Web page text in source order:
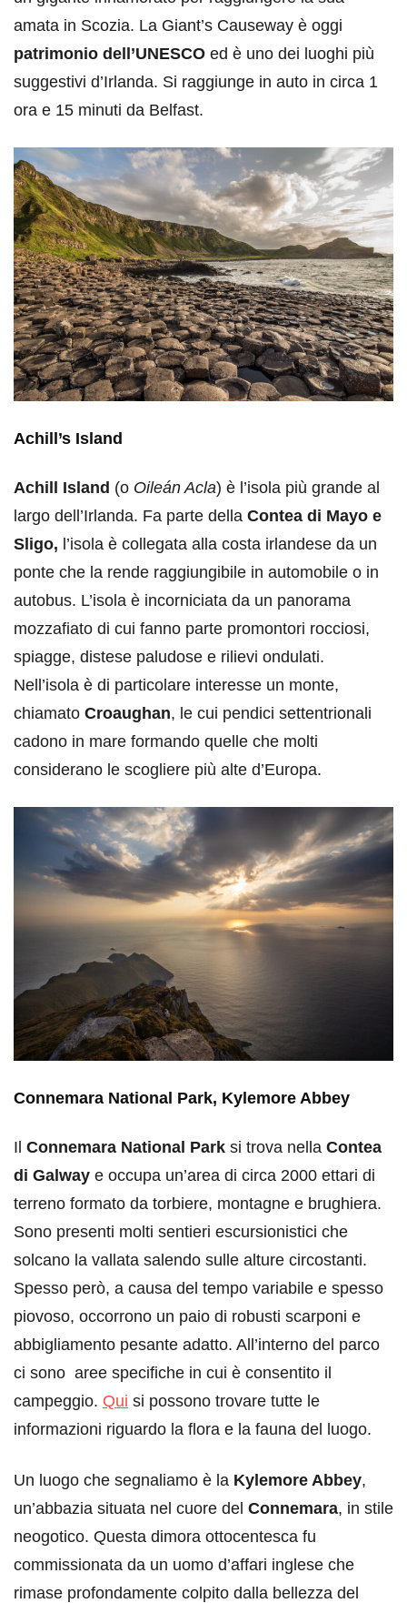
amata in Scozia. La Giant’s Causeway è oggi
patrimonio dell’UNESCO ed è uno dei luoghi più
suggestivi d’Irlanda. Si raggiunge in auto in circa 1
ora e 15 minuti da Belfast.
Achill’s Island
Achill Island (o Oileán Acla) è l’isola più grande al
largo dell’Irlanda. Fa parte della Contea di Mayo e
Sligo, l’isola è collegata alla costa irlandese da un
ponte che la rende raggiungibile in automobile o in
autobus. L’isola è incorniciata da un panorama
mozzafiato di cui fanno parte promontori rocciosi,
spiagge, distese paludose e rilievi ondulati.
Nell’isola è di particolare interesse un monte,
chiamato Croaughan, le cui pendici settentrionali
cadono in mare formando quelle che molti
considerano le scogliere più alte d’Europa.
Connemara National Park, Kylemore Abbey
Il Connemara National Park si trova nella Contea
di Galway e occupa un’area di circa 2000 ettari di
terreno formato da torbiere, montagne e brughiera.
Sono presenti molti sentieri escursionistici che
solcano la vallata salendo sulle alture circostanti.
Spesso però, a causa del tempo variabile e spesso
piovoso, occorrono un paio di robusti scarponi e
abbigliamento pesante adatto. All’interno del parco
ci sono aree specifiche in cui è consentito il
campeggio. Qui si possono trovare tutte le
informazioni riguardo la flora e la fauna del luogo.
Un luogo che segnaliamo è la Kylemore Abbey,
un’abbazia situata nel cuore del Connemara, in stile
neogotico. Questa dimora ottocentesca fu
commissionata da un uomo d’affari inglese che
rimase profondamente colpito dalla bellezza del